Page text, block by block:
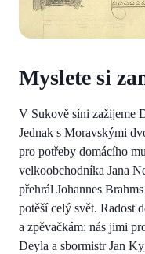
Myslete si
V Sukově síni zažijeme
Jednak s Moravskými
pro potřeby domácího
velkoobchodníka Jana
přehrál Johannes
potěší celý svět. Radost
a zpěvačkám: nás jimi
Deyla a sbormistr Jan